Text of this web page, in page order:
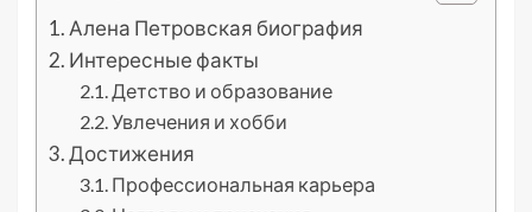
Алена Петровская биография
Интересные факты
Детство и образование
Увлечения и хобби
Достижения
Профессиональная карьера